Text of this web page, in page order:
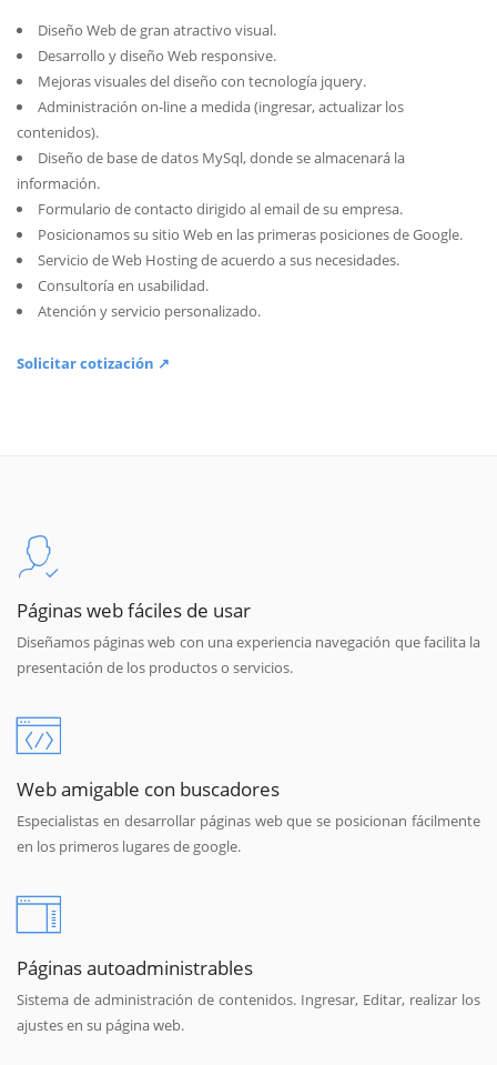
Diseño Web de gran atractivo visual.
Desarrollo y diseño Web responsive.
Mejoras visuales del diseño con tecnología jquery.
Administración on-line a medida (ingresar, actualizar los
contenidos).
Diseño de base de datos MySql, donde se almacenará la
información.
Formulario de contacto dirigido al email de su empresa.
Posicionamos su sitio Web en las primeras posiciones de Google.
Servicio de Web Hosting de acuerdo a sus necesidades.
Consultoría en usabilidad.
Atención y servicio personalizado.
Solicitar cotización ↗
Páginas web fáciles de usar
Diseñamos páginas web con una experiencia navegación que facilita la
presentación de los productos o servicios.
Web amigable con buscadores
Especialistas en desarrollar páginas web que se posicionan fácilmente
en los primeros lugares de google.
Páginas autoadministrables
Sistema de administración de contenidos. Ingresar, Editar, realizar los
ajustes en su página web.